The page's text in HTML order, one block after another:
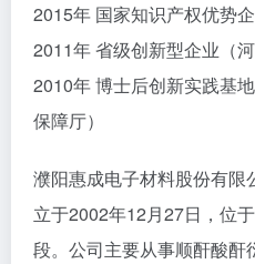
2015年 国家知识产权优势
2011年 省级创新型企业（
2010年 博士后创新实践基
保障厅）
濮阳惠成电子材料股份有限
立于2002年12月27日，位
段。公司主要从事顺酐酸